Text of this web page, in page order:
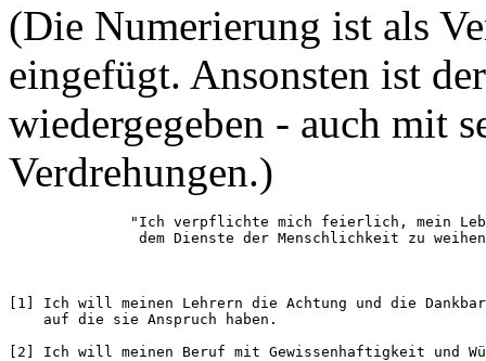
(Die Numerierung ist als
eingefügt. Ansonsten ist
wiedergegeben - auch mit
Verdrehungen.)
"Ich verpflichte mich feierlich, mein
[1] Ich will meinen Lehrern die Achtung und die
    auf die sie Anspruch haben.
[2] Ich will meinen Beruf mit Gewissenhaftigkeit und